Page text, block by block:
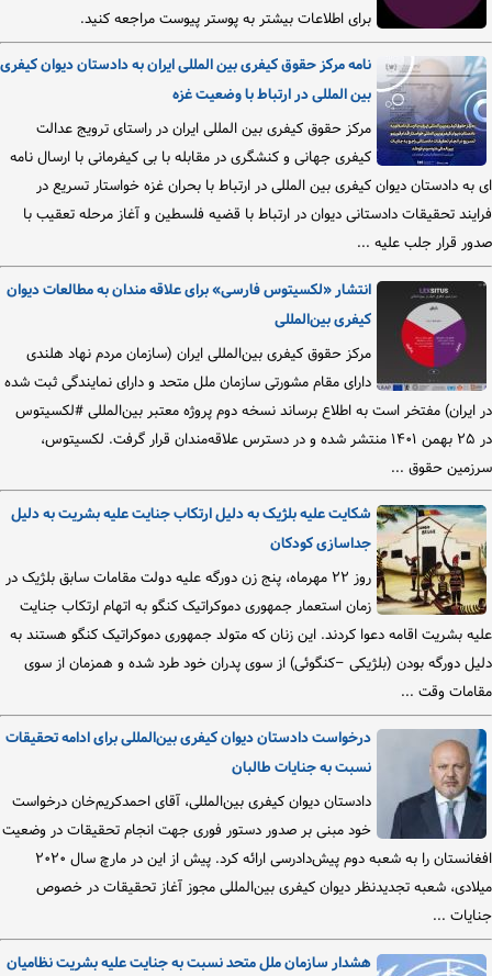
برای اطلاعات بیشتر به پوستر پیوست مراجعه کنید.
نامه مرکز حقوق کیفری بین المللی ایران به دادستان دیوان کیفری
بین المللی در ارتباط با وضعیت غزه
مرکز حقوق کیفری بین المللی ایران در راستای ترویج عدالت
کیفری جهانی و کنشگری در مقابله با بی کیفرمانی با ارسال نامه
ای به دادستان دیوان کیفری بین المللی در ارتباط با بحران غزه خواستار تسریع در
فرایند تحقیقات دادستانی دیوان در ارتباط با قضیه فلسطین و آغاز مرحله تعقیب با
صدور قرار جلب علیه ...
انتشار «لکسیتوس فارسی» برای علاقه مندان به مطالعات دیوان
کیفری بین‌المللی
مرکز حقوق کیفری بین‌المللی ایران (سازمان مردم نهاد هلندی
دارای مقام مشورتی سازمان ملل متحد و دارای نمایندگی ثبت شده
در ایران) مفتخر است به اطلاع برساند نسخه دوم پروژه معتبر بین‌المللی #لکسیتوس
در ۲۵ بهمن ۱۴۰۱ منتشر شده و در دسترس علاقه‌مندان قرار گرفت. لکسیتوس،
سرزمین حقوق ...
شکایت علیه بلژیک به دلیل ارتکاب جنایت علیه بشریت به دلیل
جداسازی کودکان
روز ۲۲ مهرماه، پنج زن دورگه علیه دولت مقامات سابق بلژیک در
زمان استعمار جمهوری دموکراتیک کنگو به اتهام ارتکاب جنایت
علیه بشریت اقامه دعوا کردند. این زنان که متولد جمهوری دموکراتیک کنگو هستند به
دلیل دورگه بودن (بلژیکی –کنگوئی) از سوی پدران خود طرد شده و همزمان از سوی
مقامات وقت ...
درخواست دادستان دیوان کیفری بین‌المللی برای ادامه تحقیقات
نسبت به جنایات طالبان
دادستان دیوان کیفری بین‌المللی، آقای احمدکریم‌خان درخواست
خود مبنی بر صدور دستور فوری جهت انجام تحقیقات در وضعیت
افغانستان را به شعبه دوم پیش‌دادرسی ارائه کرد. پیش از این در مارچ سال ۲۰۲۰
میلادی، شعبه تجدیدنظر دیوان کیفری بین‌المللی مجوز آغاز تحقیقات در خصوص
جنایات ...
هشدار سازمان ملل متحد نسبت به جنایت علیه بشریت نظامیان